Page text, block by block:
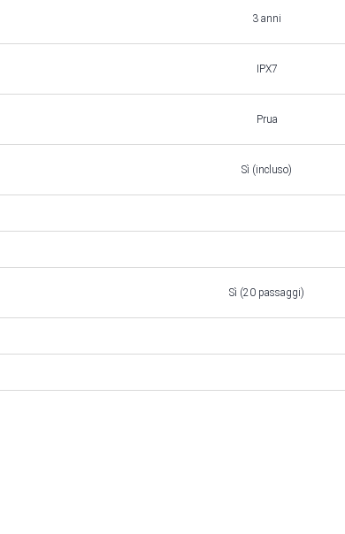
3 anni
IPX7
Prua
Sì (incluso)
Sì (20 passaggi)